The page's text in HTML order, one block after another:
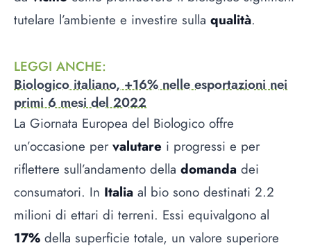
tutelare l’ambiente e investire sulla qualità.
LEGGI ANCHE:
Biologico italiano, +16% nelle esportazioni nei
primi 6 mesi del 2022
La Giornata Europea del Biologico offre
un’occasione per valutare i progressi e per
riflettere sull’andamento della domanda dei
consumatori. In Italia al bio sono destinati 2.2
milioni di ettari di terreni. Essi equivalgono al
17% della superficie totale, un valore superiore